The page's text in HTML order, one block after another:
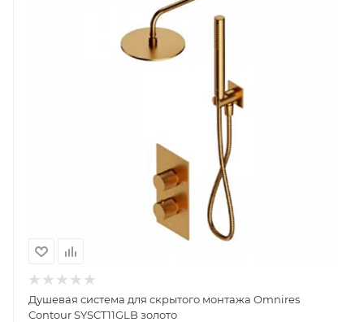
Душевая система для скрытого монтажа Omnires
Contour SYSCT11GLB золото